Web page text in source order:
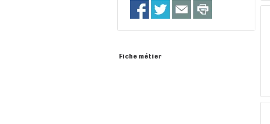
Fiche métier